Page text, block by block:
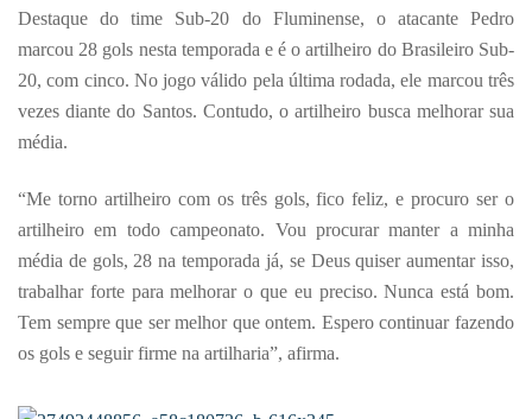
Destaque do time Sub-20 do Fluminense, o atacante Pedro
marcou 28 gols nesta temporada e é o artilheiro do Brasileiro Sub-
20, com cinco. No jogo válido pela última rodada, ele marcou três
vezes diante do Santos. Contudo, o artilheiro busca melhorar sua
média.
“Me torno artilheiro com os três gols, fico feliz, e procuro ser o
artilheiro em todo campeonato. Vou procurar manter a minha
média de gols, 28 na temporada já, se Deus quiser aumentar isso,
trabalhar forte para melhorar o que eu preciso. Nunca está bom.
Tem sempre que ser melhor que ontem. Espero continuar fazendo
os gols e seguir firme na artilharia”, afirma.